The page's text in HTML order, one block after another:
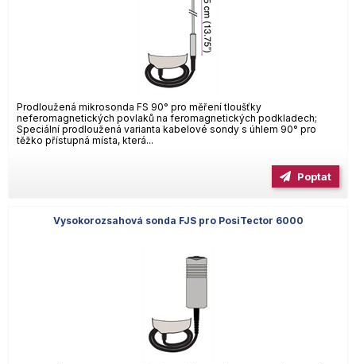
Prodloužená mikrosonda FS 90° pro měření tloušťky
neferomagnetických povlaků na feromagnetických podkladech;
Speciální prodloužená varianta kabelové sondy s úhlem 90° pro
těžko přístupná místa, která...
Poptat
Vysokorozsahová sonda FJS pro PosiTector 6000